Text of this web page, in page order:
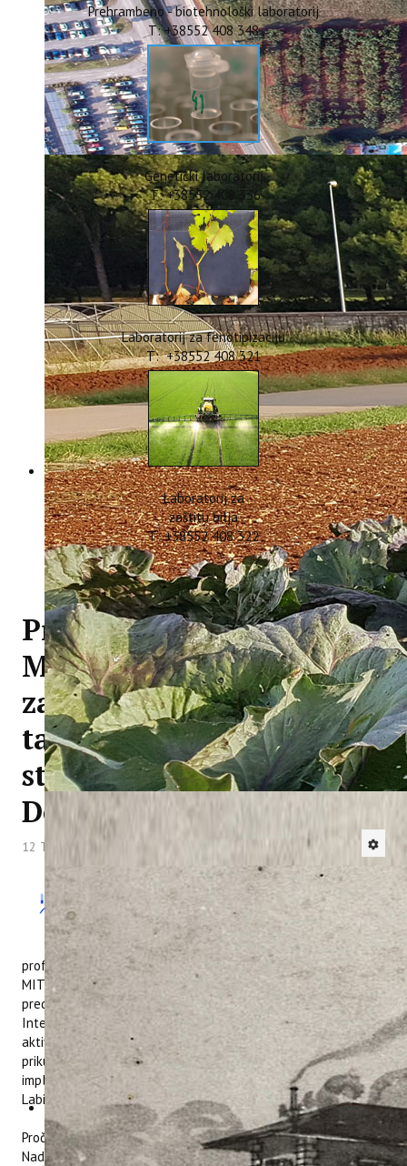
GreenTea
CIRCOLIVE
Prehrambeno - biotehnološki laboratorij
T: +38552 408 348
Genetički laboratorij
T: +38552 408 336
Laboratorij za fenotipizaciju
T: +38552 408 321
Laboratorij za
zaštitu bilja
T: +38552 408 322
Predstavljanje projekta
MITOMED+ na Fakultetu
za interdisciplinarne,
talijanske i kulturološke
studije Sveučilišta Jurja
Dobrile u Puli
12 Travanj 2018
Dana 11. travnja 2018., na Fakultetu za
interdisciplinarne, talijanske i
kulturološke studije Sveučilišta Jurja
Dobrile u Puli, prema pozivu dekanice, izv.
prof. dr. sc. Tea Golja, održano je predstavljanje projekta
MITOMED+. Predstavnica Instituta, dr. sc. Kristina Brščić,
predstavila je studentima projekt MITOMED+ (Models of
Integrated Tourism in the MEDiterranean Plus), Pilot
aktivnosti 1 i 2 koje se provode u sklopu projekta o
prikupljanju pokazatelja održivog turizma u odredištu i
implementaciji modela „Zelene plaže“ u Poreču, Novigradu i
Labinu/Rapcu.
Pročelnica Upravnog odjela za turizam Istarske županije gđa.
Nada Prodan Mraković održala je predavanje o djelokrugu